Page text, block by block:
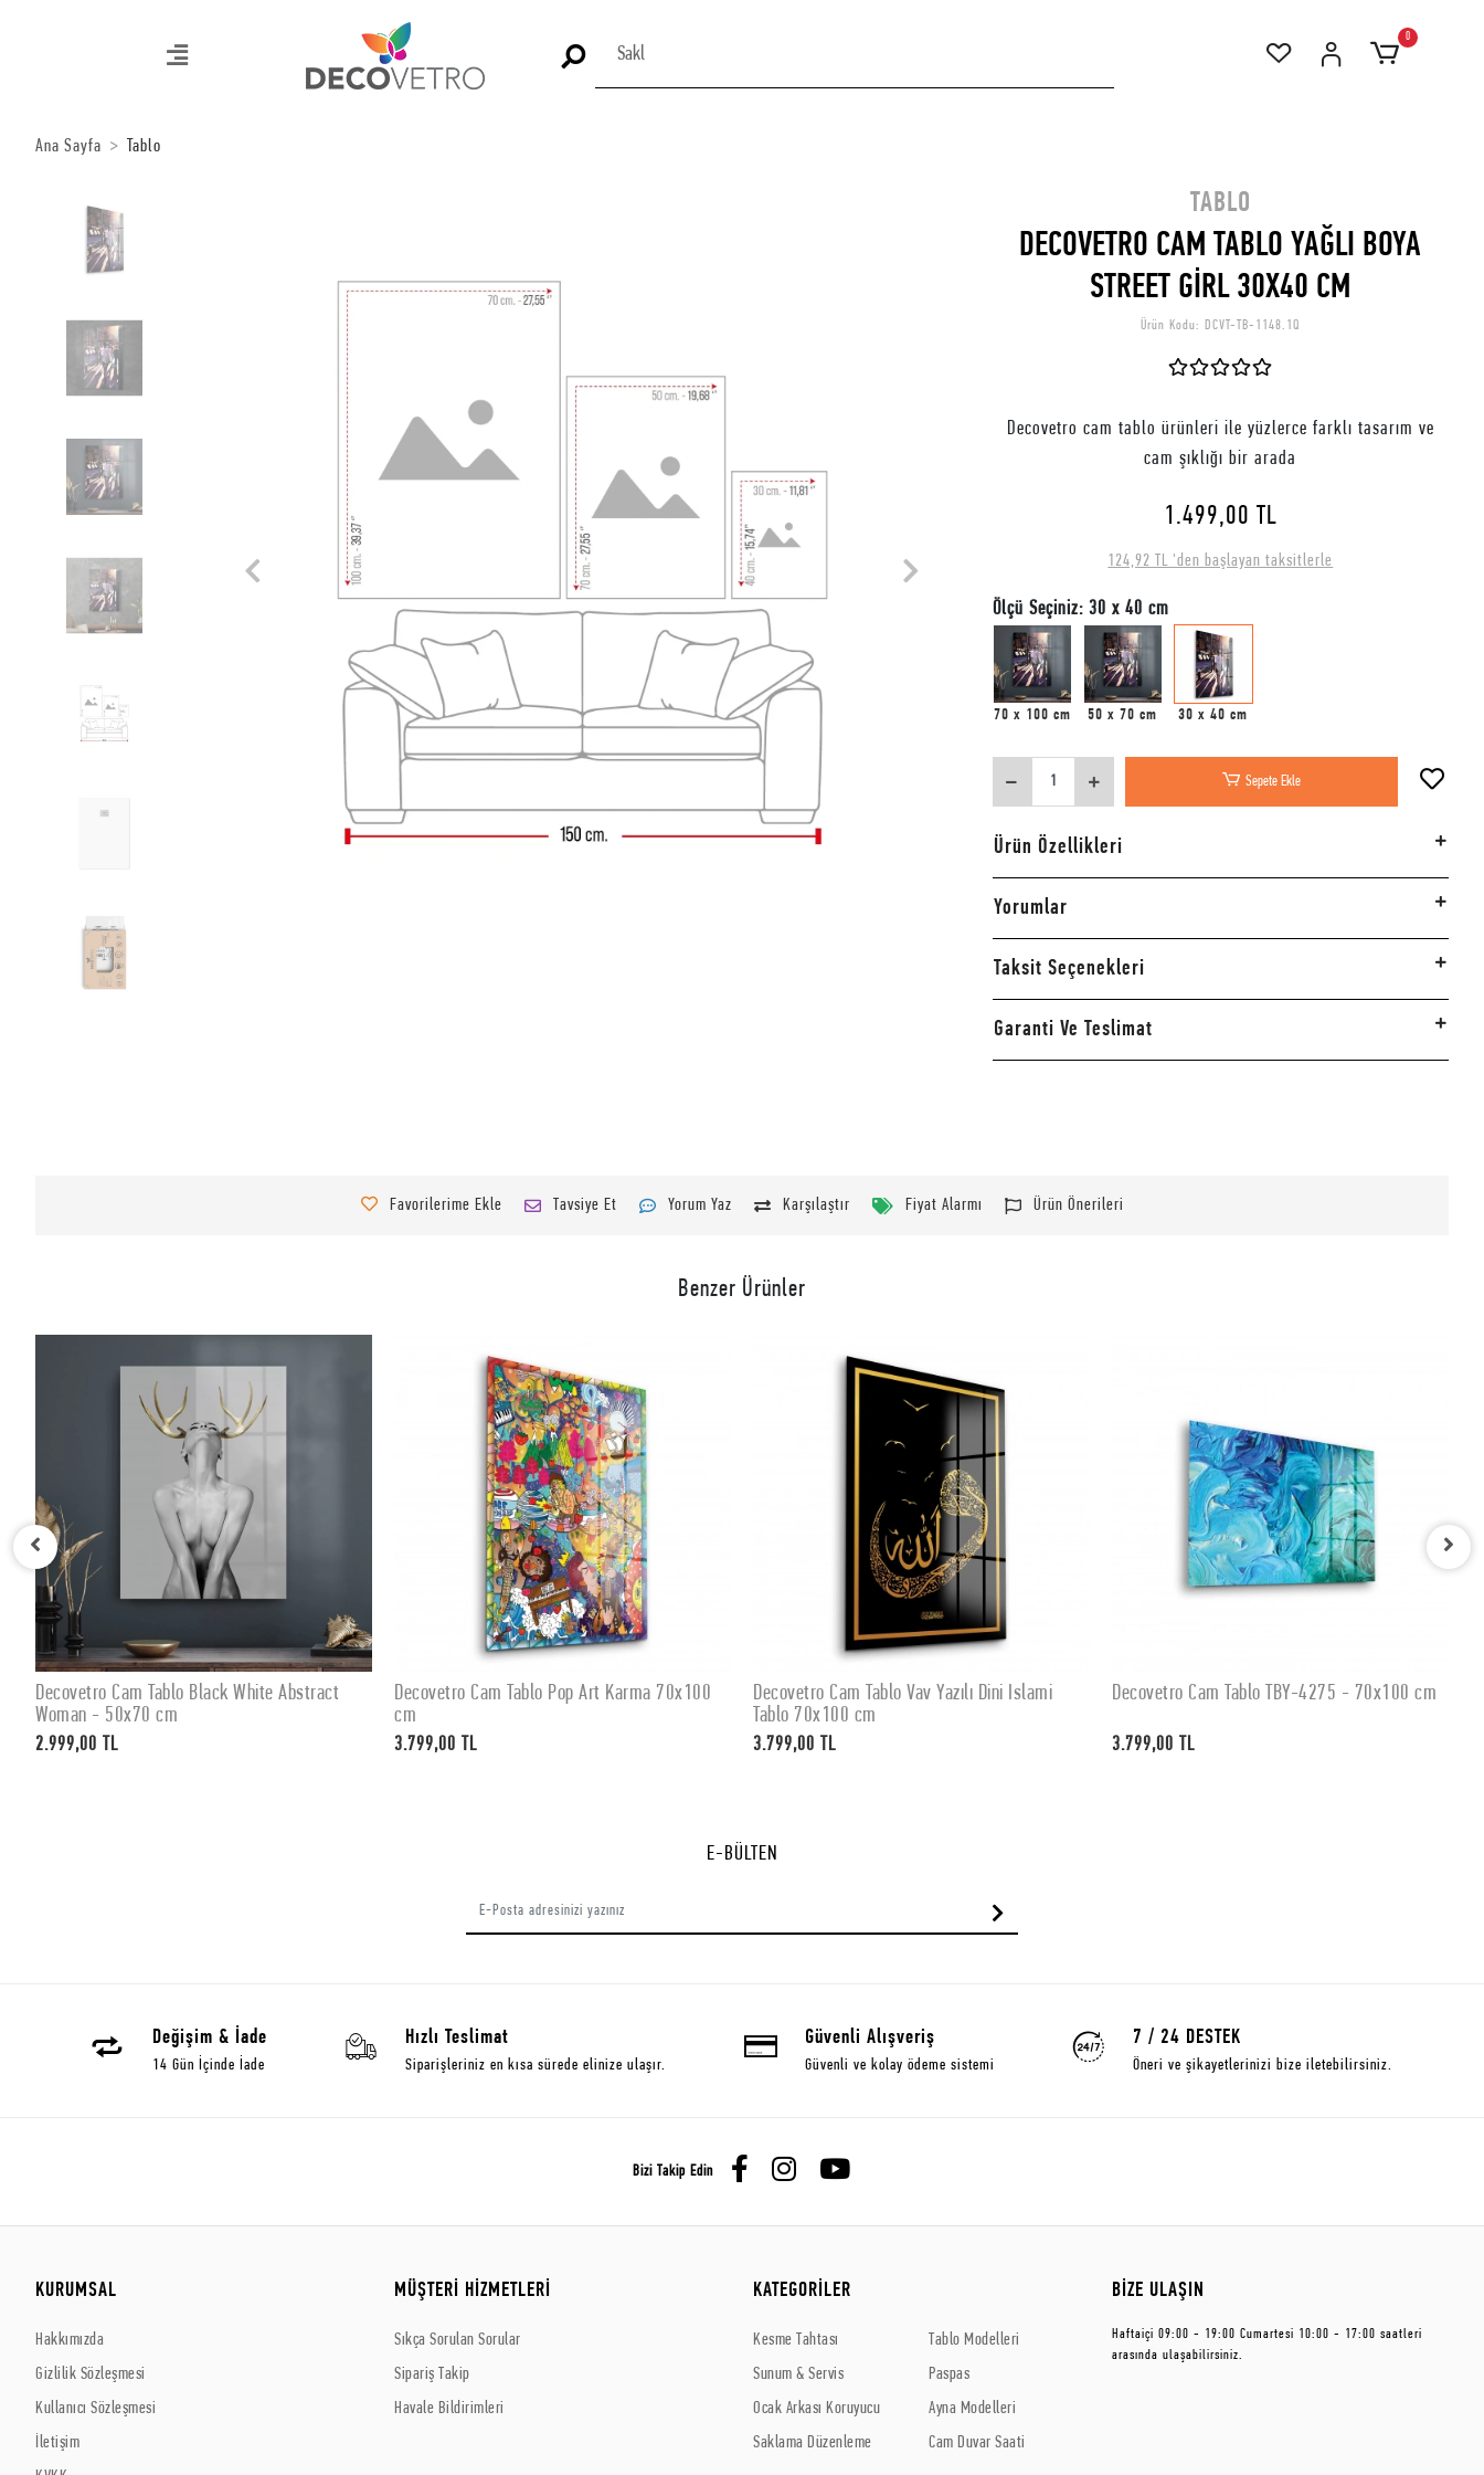
0
Ana Sayfa Tablo
TABLO
DECOVETRO CAM TABLO YAĞLI BOYA
STREET GİRL 30X40 CM
Ürün Kodu: DCVT-TB-1148.1Q
Decovetro cam tablo ürünleri ile yüzlerce farklı tasarım ve
cam şıklığı bir arada
1.499,00 TL
124,92 TL 'den başlayan taksitlerle
Ölçü Seçiniz: 30 x 40 cm
70 x 100 cm 50 x 70 cm 30 x 40 cm
Sepete Ekle
Ürün Özellikleri
Yorumlar
Taksit Seçenekleri
Garanti Ve Teslimat
Favorilerime Ekle Tavsiye Et Yorum Yaz Karşılaştır Fiyat Alarmı Ürün Önerileri
Benzer Ürünler
SEPETE EKLE
Decovetro Cam Tablo Black White Abstract
Woman - 50x70 cm
2.999,00 TL
SEPETE EKLE
Decovetro Cam Tablo Pop Art Karma 70x100
cm
3.799,00 TL
SEPETE EKLE
Decovetro Cam Tablo Vav Yazılı Dini İslami
Tablo 70x100 cm
3.799,00 TL
SEPETE EKLE
Decovetro Cam Tablo TBY-4275 - 70x100 cm
3.799,00 TL
E-BÜLTEN
Değişim & İade
14 Gün İçinde İade
Hızlı Teslimat
Siparişleriniz en kısa sürede elinize ulaşır.
Güvenli Alışveriş
Güvenli ve kolay ödeme sistemi
7 / 24 DESTEK
Öneri ve şikayetlerinizi bize iletebilirsiniz.
Bizi Takip Edin
KURUMSAL
Hakkımızda
Gizlilik Sözleşmesi
Kullanıcı Sözleşmesi
İletişim
MÜŞTERİ HİZMETLERİ
Sıkça Sorulan Sorular
Sipariş Takip
Havale Bildirimleri
KATEGORİLER
Kesme Tahtası
Sunum & Servis
Ocak Arkası Koruyucu
Saklama Düzenleme
Tablo Modelleri
Paspas
Ayna Modelleri
Cam Duvar Saati
BİZE ULAŞIN
Haftaiçi 09:00 - 19:00 Cumartesi 10:00 - 17:00 saatleri
arasında ulaşabilirsiniz.